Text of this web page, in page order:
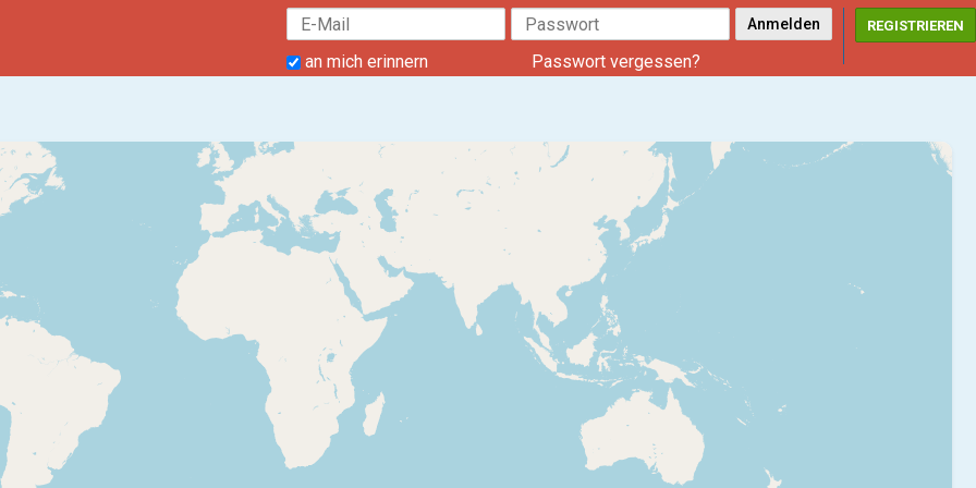
an mich erinnern Passwort vergessen?
REGISTRIEREN